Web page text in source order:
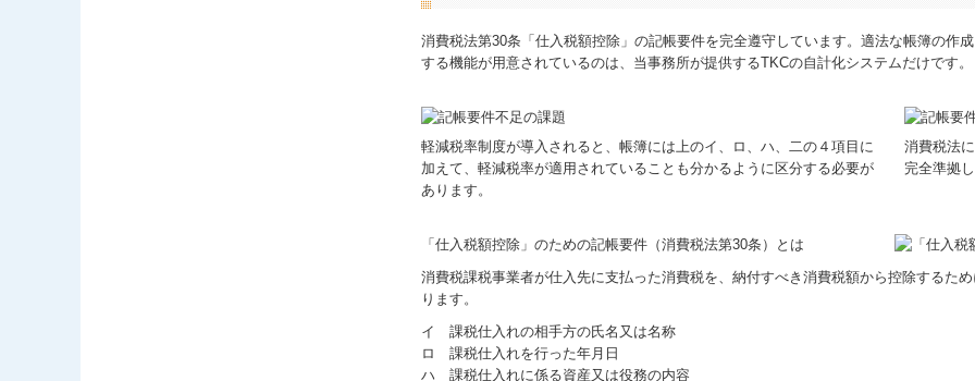
消費税法第30条「仕入税額控除」の記帳要件を完全遵守しています。適法な帳簿の作
する機能が用意されているのは、当事務所が提供するTKCの自計化システムだけです。
軽減税率制度が導入されると、帳簿には上のイ、ロ、ハ、二の４項目に
加えて、軽減税率が適用されていることも分かるように区分する必要が
あります。
消費税法
完全準拠
「仕入税額控除」のための記帳要件（消費税法第30条）とは
消費税課税事業者が仕入先に支払った消費税を、納付すべき消費税額から控除するた
ります。
イ 課税仕入れの相手方の氏名又は名称
ロ 課税仕入れを行った年月日
ハ 課税仕入れに係る資産又は役務の内容